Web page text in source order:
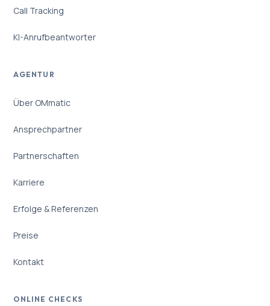
Call Tracking
KI-Anrufbeantworter
AGENTUR
Über OMmatic
Ansprechpartner
Partnerschaften
Karriere
Erfolge & Referenzen
Preise
Kontakt
ONLINE CHECKS